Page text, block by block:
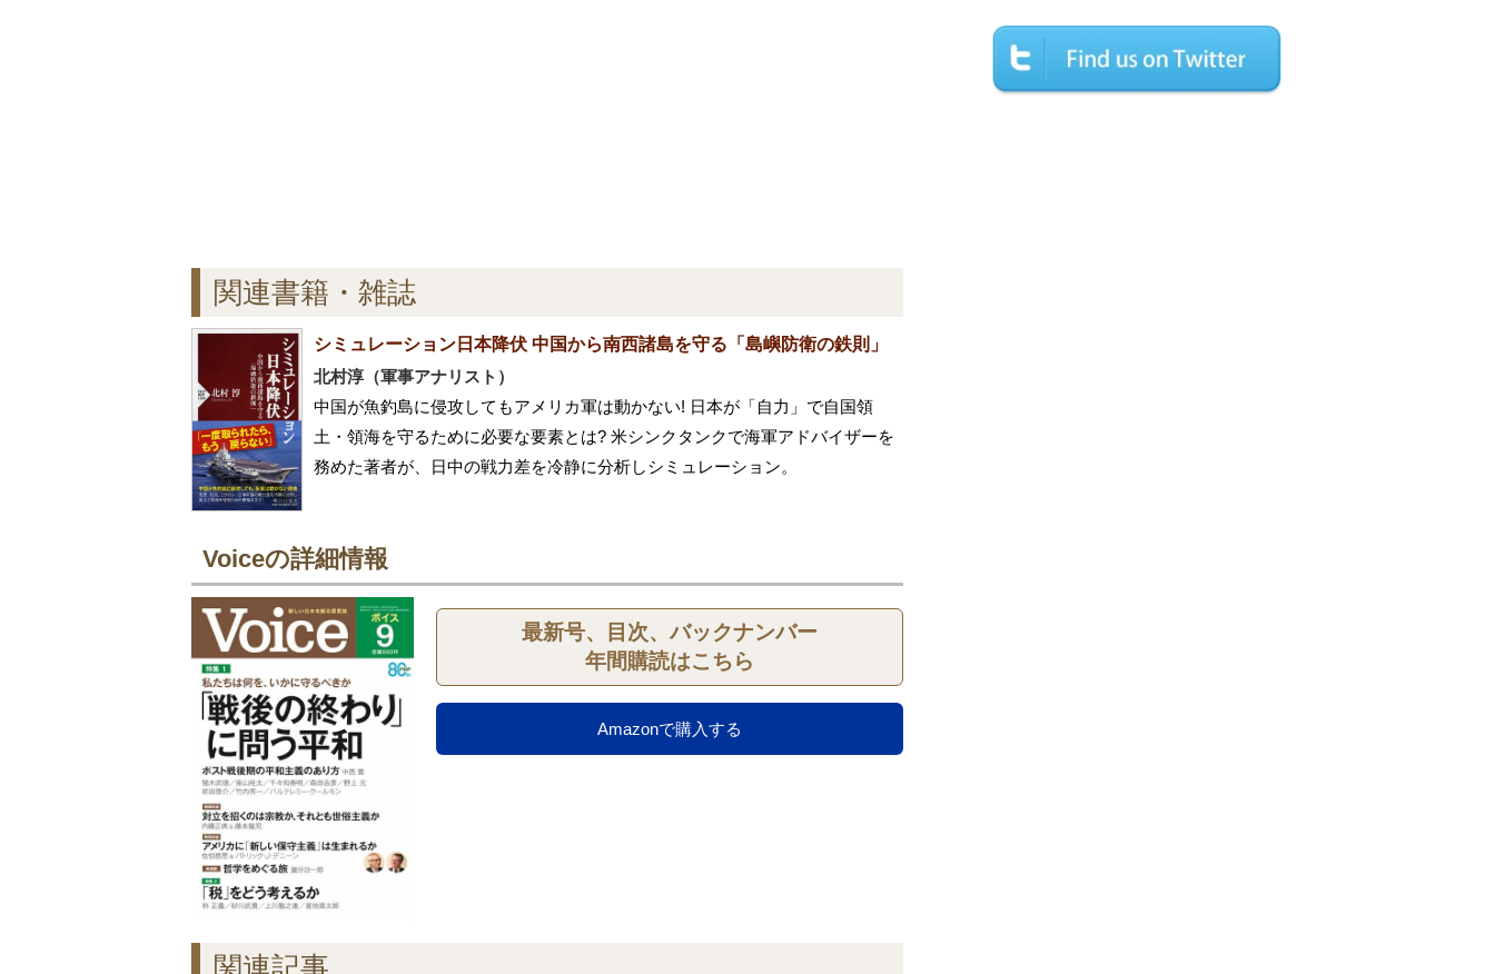
関連書籍・雑誌
シミュレーション日本降伏 中国から南西諸島を守る「島嶼防衛の鉄則」
北村淳（軍事アナリスト）
中国が魚釣島に侵攻してもアメリカ軍は動かない! 日本が「自力」で自国領
土・領海を守るために必要な要素とは? 米シンクタンクで海軍アドバイザーを
務めた著者が、日中の戦力差を冷静に分析しシミュレーション。
Voiceの詳細情報
最新号、目次、バックナンバー
年間購読はこちら
Amazonで購入する
関連記事